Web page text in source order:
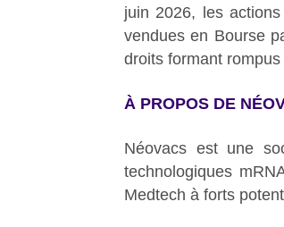
juin 2026, les
vendues en Bourse
droits formant
À PROPOS DE
Néovacs est une
technologiques
Medtech à forts